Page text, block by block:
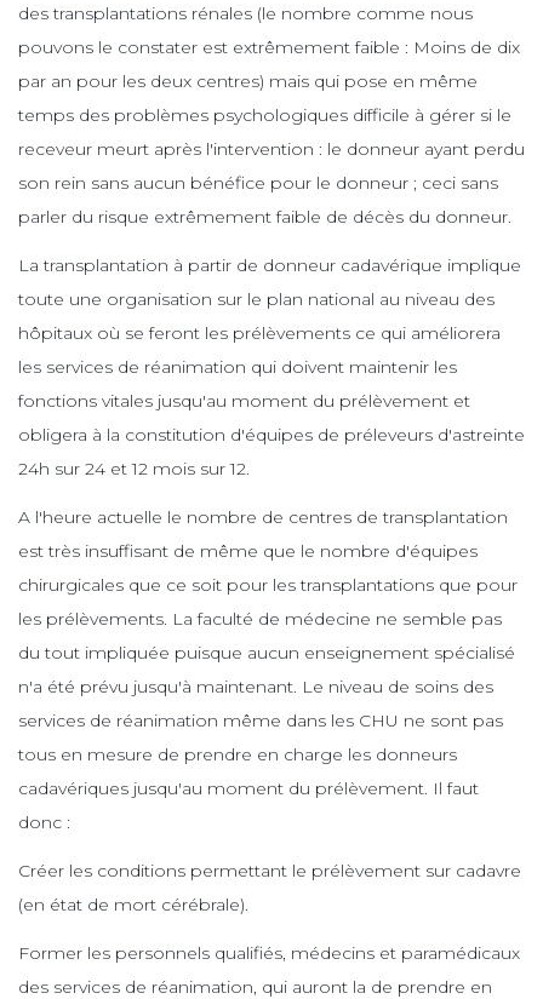
des transplantations rénales (le nombre comme nous
pouvons le constater est extrêmement faible : Moins de dix
par an pour les deux centres) mais qui pose en même
temps des problèmes psychologiques difficile à gérer si le
receveur meurt après l'intervention : le donneur ayant perdu
son rein sans aucun bénéfice pour le donneur ; ceci sans
parler du risque extrêmement faible de décès du donneur.
La transplantation à partir de donneur cadavérique implique
toute une organisation sur le plan national au niveau des
hôpitaux où se feront les prélèvements ce qui améliorera
les services de réanimation qui doivent maintenir les
fonctions vitales jusqu'au moment du prélèvement et
obligera à la constitution d'équipes de préleveurs d'astreinte
24h sur 24 et 12 mois sur 12.
A l'heure actuelle le nombre de centres de transplantation
est très insuffisant de même que le nombre d'équipes
chirurgicales que ce soit pour les transplantations que pour
les prélèvements. La faculté de médecine ne semble pas
du tout impliquée puisque aucun enseignement spécialisé
n'a été prévu jusqu'à maintenant. Le niveau de soins des
services de réanimation même dans les CHU ne sont pas
tous en mesure de prendre en charge les donneurs
cadavériques jusqu'au moment du prélèvement. Il faut
donc :
Créer les conditions permettant le prélèvement sur cadavre
(en état de mort cérébrale).
Former les personnels qualifiés, médecins et paramédicaux
des services de réanimation, qui auront la de prendre en